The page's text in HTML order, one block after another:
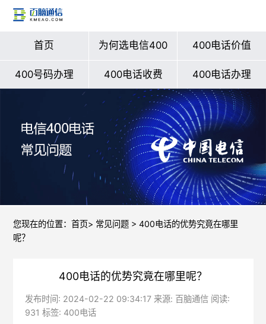
首页 为何选电信400 400电话价值
400号码办理 400电话收费 400电话办理
您现在的位置： 首页> 常见问题> 400电话的优势究竟在哪里
呢？
400电话的优势究竟在哪里呢？
发布时间: 2024-02-22 09:34:17 来源: 百脑通信 阅读:
931 标签: 400电话